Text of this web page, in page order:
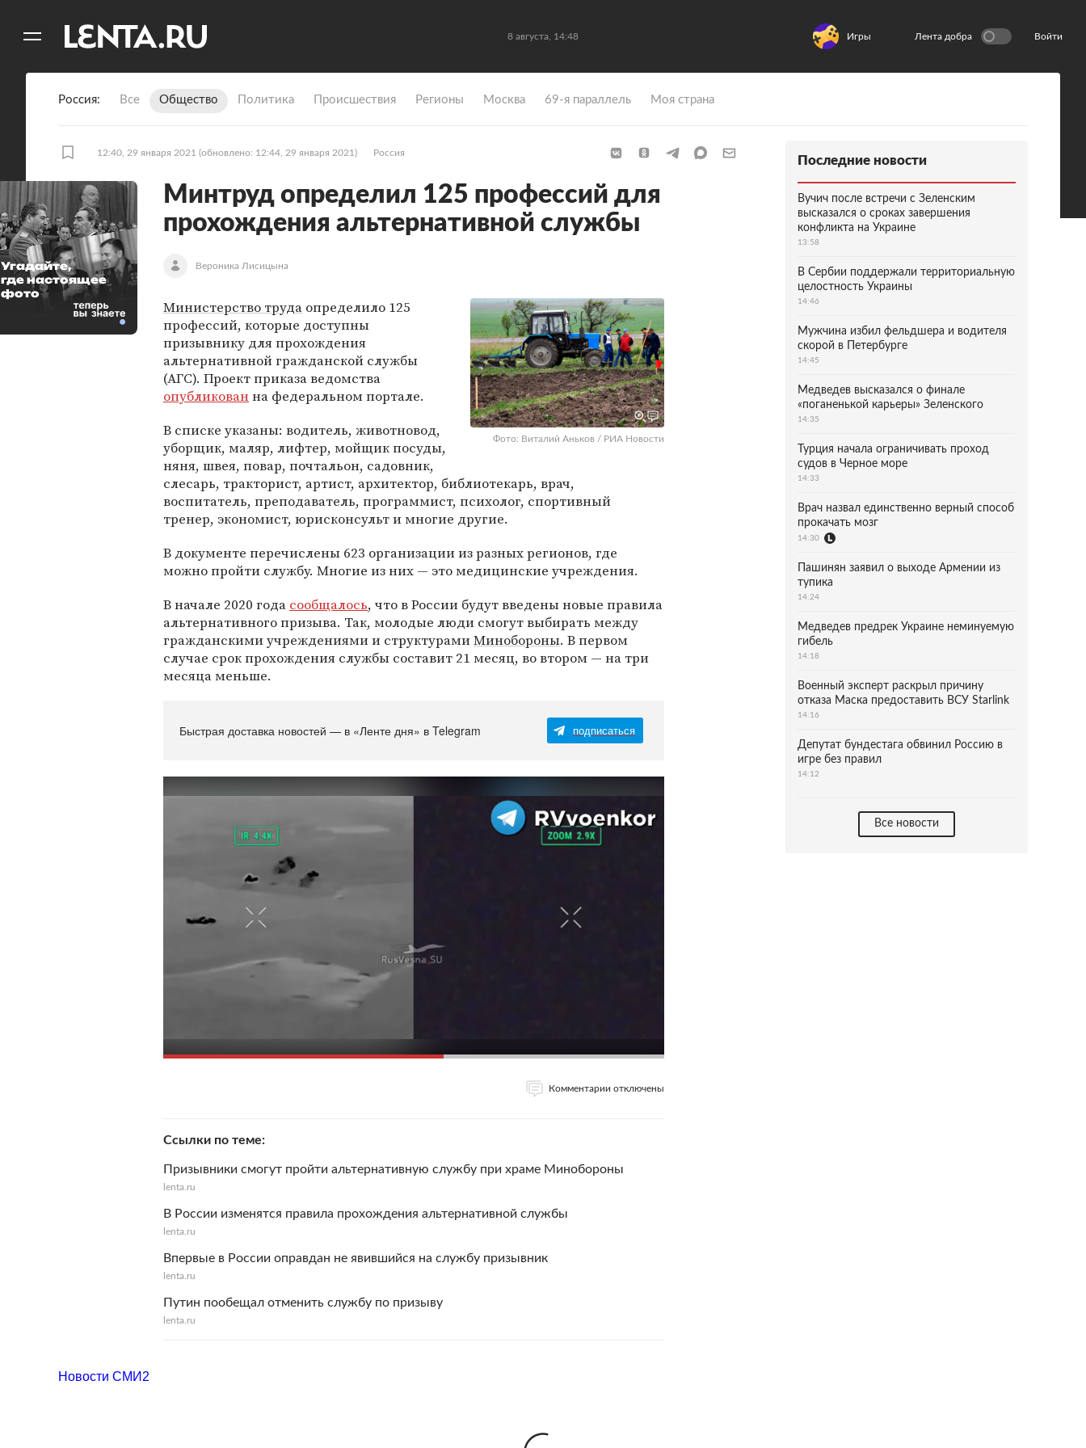
8 августа, 14:48 Игры Лента добра Войти
Россия Все Общество Политика Происшествия Регионы Москва 69-я параллель Моя страна
12:40, 29 января 2021 (обновлено: 12:44, 29 января 2021) Россия
Минтруд определил 125 профессий для
прохождения альтернативной службы
Вероника Лисицына
Фото: Виталий Аньков / РИА Новости
Министерство труда определило 125
профессий, которые доступны
призывнику для прохождения
альтернативной гражданской службы
(АГС). Проект приказа ведомства
опубликованна федеральном портале.
В списке указаны: водитель, животновод,
уборщик, маляр, лифтер, мойщик посуды,
няня, швея, повар, почтальон, садовник,
слесарь, тракторист, артист, архитектор, библиотекарь, врач,
воспитатель, преподаватель, программист, психолог, спортивный
тренер, экономист, юрисконсульт и многие другие.
В документе перечислены 623 организации из разных регионов, где
можно пройти службу. Многие из них — это медицинские учреждения.
В начале 2020 года сообщалось, что в России будут введены новые правила
альтернативного призыва. Так, молодые люди смогут выбирать между
гражданскими учреждениями и структурамиМинобороны. В первом
случае срок прохождения службы составит 21 месяц, во втором — на три
месяца меньше.
Быстрая доставка новостей — в «Ленте дня» в Telegram подписаться
Комментарии отключены
Ссылки по теме
Призывники смогут пройти альтернативную службу при храме Минобороны
lenta.ru
В России изменятся правила прохождения альтернативной службы
lenta.ru
Впервые в России оправдан не явившийся на службу призывник
lenta.ru
Путин пообещал отменить службу по призыву
lenta.ru
Угадайте,
где настоящее
фото
Последние новости
Вучич после встречи с Зеленским
высказался о сроках завершения
конфликта на Украине
13:58
В Сербии поддержали территориальную
целостность Украины
14:46
Мужчина избил фельдшера и водителя
скорой в Петербурге
14:45
Медведев высказался о финале
«поганенькой карьеры» Зеленского
14:35
Турция начала ограничивать проход
судов в Черное море
14:33
Врач назвал единственно верный способ
прокачать мозг
14:30
Пашинян заявил о выходе Армении из
тупика
14:24
Медведев предрек Украине неминуемую
гибель
14:18
Военный эксперт раскрыл причину
отказа Маска предоставить ВСУ Starlink
14:16
Депутат бундестага обвинил Россию в
игре без правил
14:12
Все новости
Новости СМИ2